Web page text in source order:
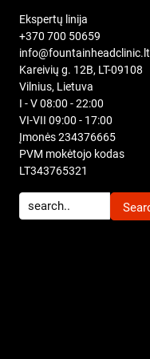
Ekspertų linija
+370 700 50659
info@fountainheadclinic.lt
Kareivių g. 12B, LT-09108
Vilnius, Lietuva
I - V 08:00 - 22:00
VI-VII 09:00 - 17:00
Įmonės 234376665
PVM mokėtojo kodas
LT343765321